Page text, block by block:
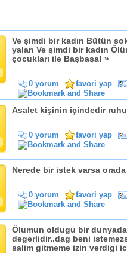
Ve şimdi bir kadın Bütün
yalan Ve şimdi bir kadın
çocukları ile Başbaşa! »
0 yorum favori yap
Asalet kişinin içindedir
0 yorum favori yap
Nerede bir istek varsa
0 yorum favori yap
Ölumun oldugu bir
degerlidir..dag beni
salim gitmeme izin verdigi